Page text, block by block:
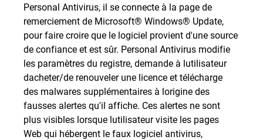
Personal Antivirus, il se connecte à la page de
remerciement de Microsoft® Windows® Update,
pour faire croire que le logiciel provient d'une source
de confiance et est sûr. Personal Antivirus modifie
les paramètres du registre, demande à lutilisateur
dacheter/de renouveler une licence et télécharge
des malwares supplémentaires à lorigine des
fausses alertes qu'il affiche. Ces alertes ne sont
plus visibles lorsque lutilisateur visite les pages
Web qui hébergent le faux logiciel antivirus,